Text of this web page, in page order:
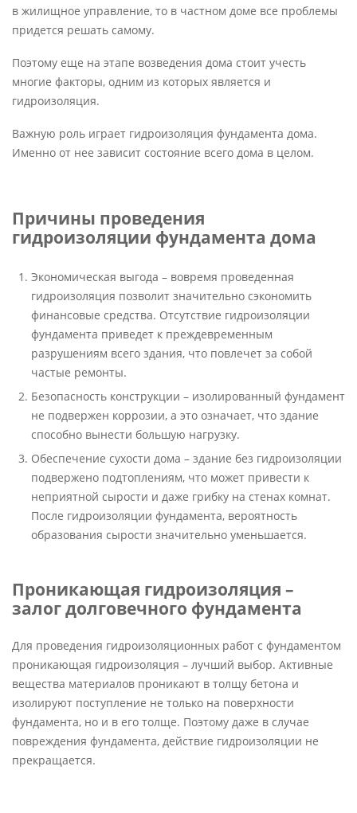
в жилищное управление, то в частном доме все проблемы
придется решать самому.
Поэтому еще на этапе возведения дома стоит учесть
многие факторы, одним из которых является и
гидроизоляция.
Важную роль играет гидроизоляция фундамента дома.
Именно от нее зависит состояние всего дома в целом.
Причины проведения
гидроизоляции фундамента дома
Экономическая выгода – вовремя проведенная
гидроизоляция позволит значительно сэкономить
финансовые средства. Отсутствие гидроизоляции
фундамента приведет к преждевременным
разрушениям всего здания, что повлечет за собой
частые ремонты.
Безопасность конструкции – изолированный фундамент
не подвержен коррозии, а это означает, что здание
способно вынести большую нагрузку.
Обеспечение сухости дома – здание без гидроизоляции
подвержено подтоплениям, что может привести к
неприятной сырости и даже грибку на стенах комнат.
После гидроизоляции фундамента, вероятность
образования сырости значительно уменьшается.
Проникающая гидроизоляция –
залог долговечного фундамента
Для проведения гидроизоляционных работ с фундаментом
проникающая гидроизоляция – лучший выбор. Активные
вещества материалов проникают в толщу бетона и
изолируют поступление не только на поверхности
фундамента, но и в его толще. Поэтому даже в случае
повреждения фундамента, действие гидроизоляции не
прекращается.